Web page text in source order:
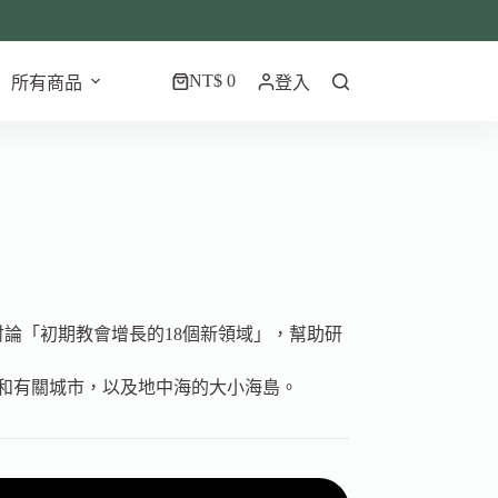
所有商品 NT$0 登入
「初期教會增長的18個新領域」，幫助研
有關城市，以及地中海的大小海島。